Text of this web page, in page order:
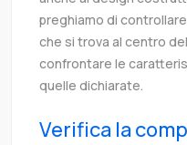
preghiamo di
che si trova al centro
confrontare le
quelle dichiarate.
Verifica la